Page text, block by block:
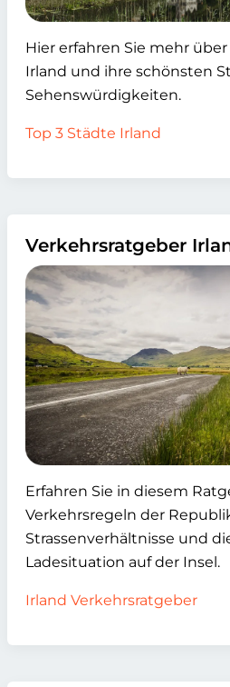
Hier erfahren Sie mehr
Irland und ihre schönsten
Sehenswürdigkeiten.
Top 3 Städte Irland
Verkehrsratgeber
Erfahren Sie in diesem
Verkehrsregeln der
Strassenverhältnisse und
Ladesituation auf der Insel.
Irland Verkehrsratgeber